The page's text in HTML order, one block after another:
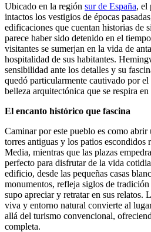
Ubicado en la región sur de España, el
intactos los vestigios de épocas
edificaciones que cuentan historias de
parece haber sido detenido en el
visitantes se sumerjan en la vida de
hospitalidad de sus habitantes.
sensibilidad ante los detalles y su
quedó particularmente cautivado por
belleza arquitectónica que se respira
El encanto histórico que fascina
Caminar por este pueblo es como
torres antiguas y los patios escondidos
Media, mientras que las plazas
perfecto para disfrutar de la vida
edificio, desde las pequeñas casas
monumentos, refleja siglos de
supo apreciar y retratar en sus relatos.
viva y entorno natural convierte al
allá del turismo convencional,
completa.